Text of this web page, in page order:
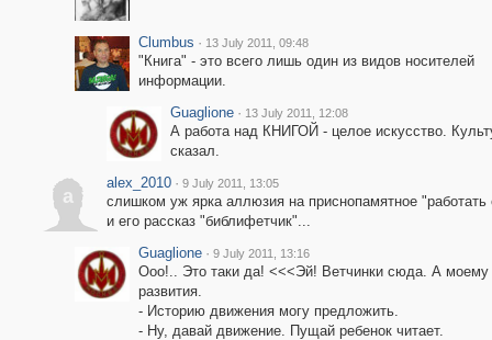
Clumbus · 13 July 2011, 09:48
"Книга" - это всего лишь один из видов носителей
информации.
Guaglione · 13 July 2011, 12:08
А работа над КНИГОЙ - целое искусство.
сказал.
a
alex_2010 · 9 July 2011, 13:05
слишком уж ярка аллюзия на приснопамятное
и его рассказ "библифетчик"...
Guaglione · 9 July 2011, 13:16
Ооо!.. Это таки да! <<<Эй! Ветчинки сюда. А моему
развития.
- Историю движения могу предложить.
- Ну, давай движение. Пущай ребенок читает.